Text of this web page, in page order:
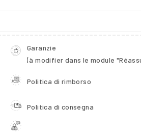
Garanzie
(à modifier dans le module
Politica di rimborso
Politica di consegna